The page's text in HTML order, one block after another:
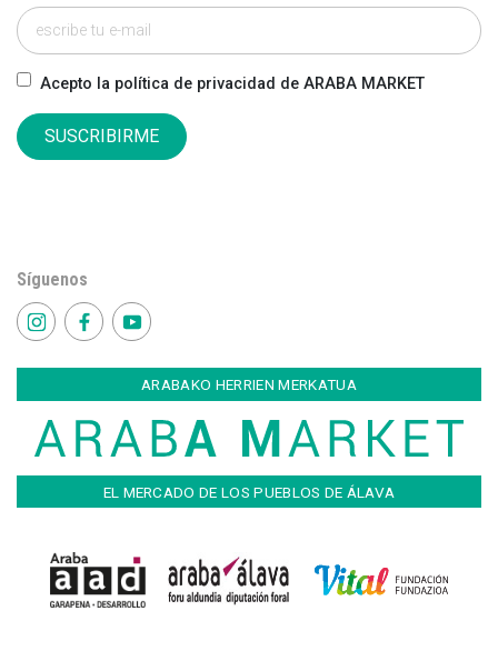
Acepto la política de privacidad de ARABA MARKET
SUSCRIBIRME
Síguenos
ARABAKO HERRIEN MERKATUA
EL MERCADO DE LOS PUEBLOS DE ÁLAVA